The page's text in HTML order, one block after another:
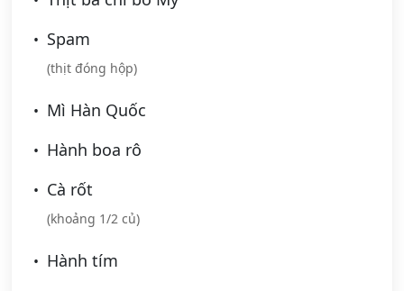
Spam
(thịt đóng hộp)
Mì Hàn Quốc
Hành boa rô
Cà rốt
(khoảng 1/2 củ)
Hành tím